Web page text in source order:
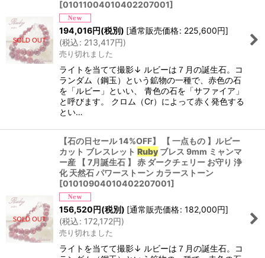
[01011004010402207001]
194,016円(税別) [通常販売価格: 225,600円]
(税込: 213,417円)
売り切れました
ライトを当てて撮影↓ ルビーは７月の誕生石。コ
ランダム（鋼玉）という鉱物の一種で、赤色の石
を「ルビー」といい、 青色の石を「サファイア」
と呼びます。 クロム（Cr）によって赤く発色する
とい…
【石の日セール 14%OFF】 【 一点もの 】ルビー
カット ブレスレット Rubyブレス 9mm ミャンマ
ー産 【 7月誕生石 】 赤 ダークチェリー お守り 浄
化 天然石 パワーストーン カラーストーン
[01010904010402207001]
156,520円(税別) [通常販売価格: 182,000円]
(税込: 172,172円)
売り切れました
ライトを当てて撮影↓ ルビーは７月の誕生石。コ